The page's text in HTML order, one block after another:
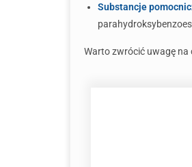
Substancje
Warto zwrócić uwagę na